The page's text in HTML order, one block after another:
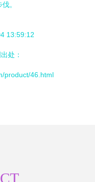
。
13:59:12
处：
product/46.html